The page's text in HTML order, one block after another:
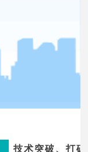
技术突破、打